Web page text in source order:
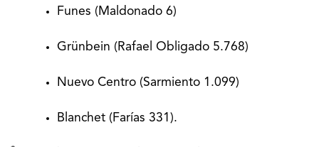
Funes (Maldonado 6)
Grünbein (Rafael Obligado 5.768)
Nuevo Centro (Sarmiento 1.099)
Blanchet (Farías 331).